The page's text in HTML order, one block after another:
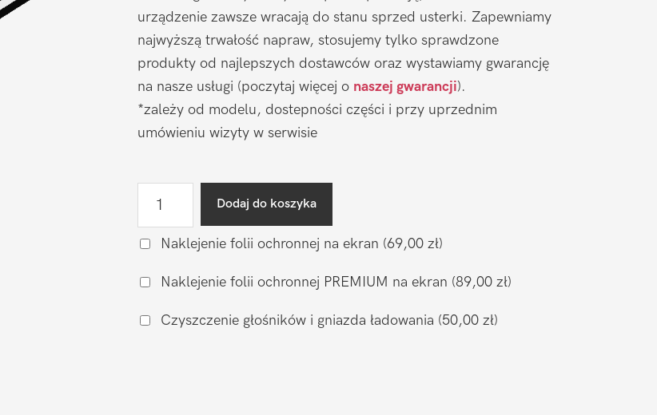
urządzenie zawsze wracają do stanu sprzed usterki. Zapewniamy
najwyższą trwałość napraw, stosujemy tylko sprawdzone
produkty od najlepszych dostawców oraz wystawiamy gwarancję
na nasze usługi (poczytaj więcej o naszej gwarancji).
*zależy od modelu, dostepności części i przy uprzednim
umówieniu wizyty w serwisie
wyświetlacza
Sony
Dodaj do koszyka
Naklejenie folii ochronnej na ekran (69,00 zł)
Naklejenie folii ochronnej PREMIUM na ekran (89,00 zł)
Czyszczenie głośników i gniazda ładowania (50,00 zł)